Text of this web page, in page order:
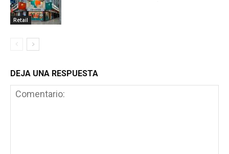
Retail
DEJA UNA RESPUESTA